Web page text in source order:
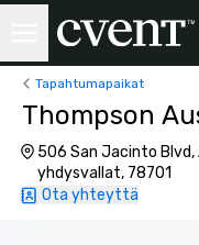
Tapahtumapaikat
Thompson
506 San Jacinto Blvd,
yhdysvallat, 78701
Ota yhteyttä